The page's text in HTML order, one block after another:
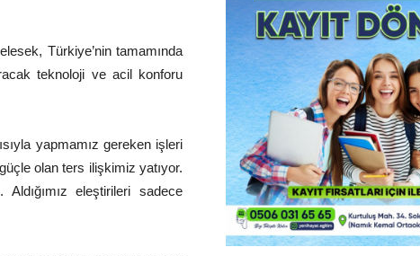
Türkiye’nin tamamında
teknoloji ve acil konforu
yapmamız gereken işleri
olan ters ilişkimiz yatıyor.
eleştirileri sadece